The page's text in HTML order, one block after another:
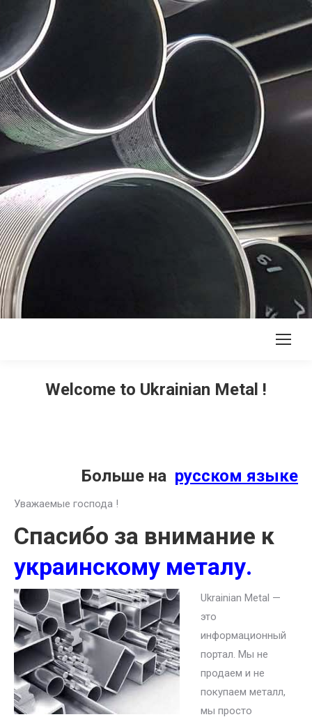
Welcome to Ukrainian Metal !
Больше на русском языке
Уважаемые господа !
Спасибо за внимание к
украинскому металу.
Ukrainian Metal —
это
информационный
портал. Мы не
продаем и не
покупаем металл,
мы просто